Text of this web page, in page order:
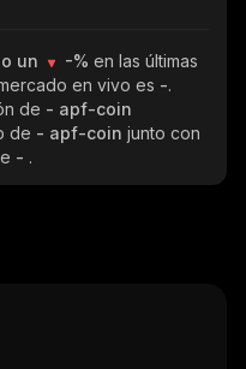
un -% en las últimas
en vivo es -.
de - apf-coin
de - apf-coin junto con
- .